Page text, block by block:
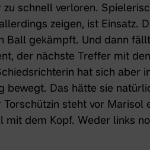
schnell verloren.
zeigen, ist Einsatz.
Ball gekämpft. Und dann
der nächste Treffer mit
hat sich aber
bewegt. Das hätte sie
steht vor Marisol
mit dem Kopf. Weder links